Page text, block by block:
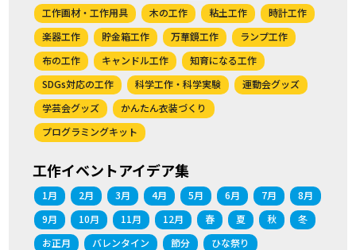
工作画材・工作用具
木の工作 粘土工作
時計工作
楽器工作
貯金箱工作 万華鏡工作
ランプ工作
布の工作
キャンドル工作
知育になる工作
SDGs対応の工作
科学工作・科学実験
運動会グッズ
学芸会グッズ
かんたん衣装づくり
プログラミングキット
工作イベントアイデア集
1月 2月 3月 4月 5月 6月 7月
8月
9月
10月 11月 12月 春 夏 秋
冬
お正月
バレンタイン 節分
ひな祭り